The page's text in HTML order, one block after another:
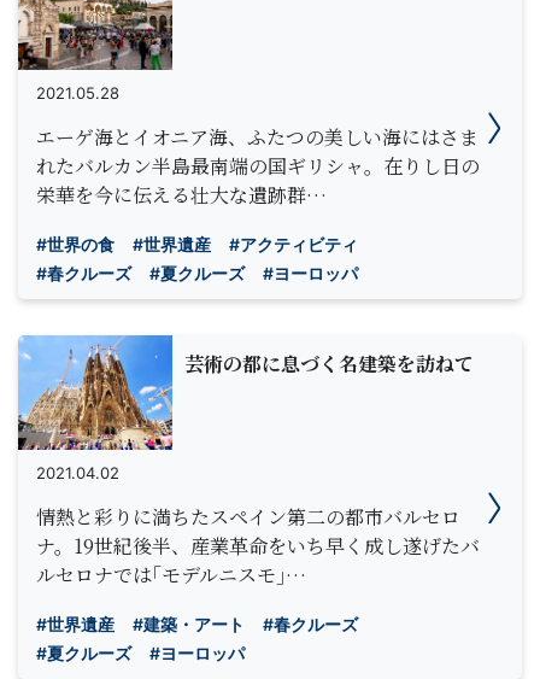
2021.05.28
エーゲ海とイオニア海、ふたつの美しい海にはさま
れたバルカン半島最南端の国ギリシャ。在りし日の
栄華を今に伝える壮大な遺跡群…
#世界の食 #世界遺産
#アクティビティ
#春クルーズ
#夏クルーズ #ヨーロッパ
芸術の都に息づく名建築を訪ねて
2021.04.02
情熱と彩りに満ちたスペイン第二の都市バルセロ
ナ。19世紀後半、産業革命をいち早く成し遂げたバ
ルセロナでは｢モデルニスモ｣…
#世界遺産 #建築・アート
#春クルーズ
#夏クルーズ
#ヨーロッパ